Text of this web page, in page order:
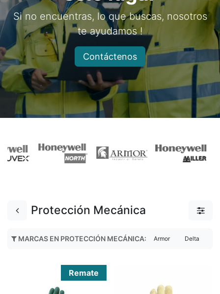
Si no encuentras, lo que buscas, nosotros
te ayudamos !
Contáctenos
Protección Mecánica
MARCAS EN PROTECCIÓN MECÁNICA: Armor Delta
Remate